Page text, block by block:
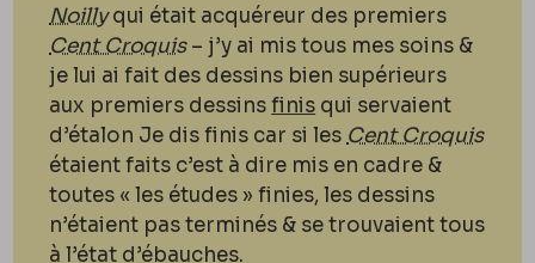
Noillyqui était acquéreur des premiers
Cent Croquis– j’y ai mis tous mes soins &
je lui ai fait des dessins bien supérieurs
aux premiers dessinsfinis qui servaient
d’étalon Je dis finis car si les Cent Croquis
étaient faits c’est à dire mis en cadre &
toutes « les études » finies, les dessins
n’étaient pas terminés & se trouvaient tous
à l’état d’ébauches.